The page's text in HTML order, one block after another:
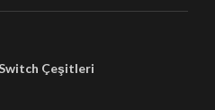
Çeşitleri